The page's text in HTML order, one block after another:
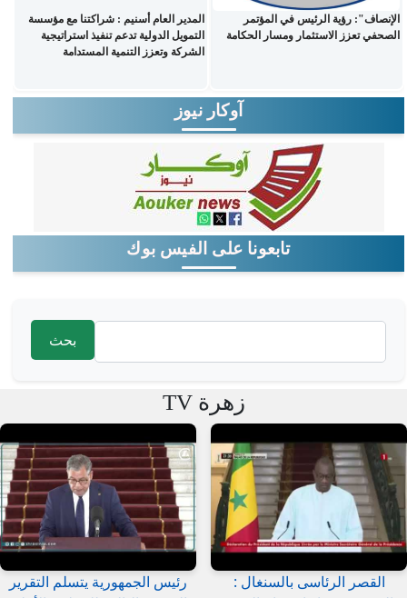
الإنصاف": رؤية الرئيس في المؤتمر
الصحفي تعزز الاستثمار ومسار الحكامة
المدير العام أسنيم : شراكتنا مع مؤسسة
التمويل الدولية تدعم تنفيذ استراتيجية
الشركة وتعزز التنمية المستدامة
آوكار نيوز
تابعونا على الفيس بوك
‏بحث ‏
زهرة TV
القصر الرئاسى بالسنغال :
رئيس الجمهورية يتسلم التقرير